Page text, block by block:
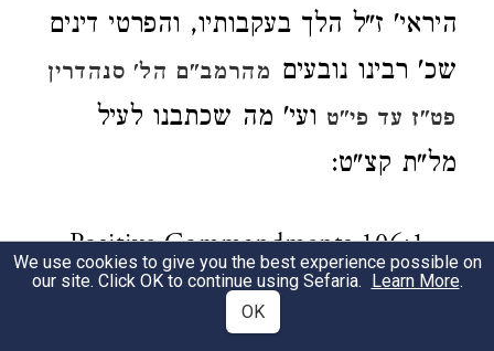
היראי' ז"ל הלך בעקבותיו, והפרטי דינים
שכ' רבינו נובעים מהרמב"ם הל' סנהדרין
פט"ז עד פי"ט ועי' מה שכתבנו לעיל
מל"ת קצ"ט:
Positive Commandments 106:1
בצדק (א) תשפוט עמיתך כו'.
We use cookies to give you the best experience possible on
our site. Click OK to continue using Sefaria. Learn More.
OK